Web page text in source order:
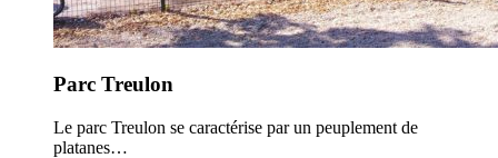
Parc Treulon
Le parc Treulon se caractérise par un peuplement de
platanes…